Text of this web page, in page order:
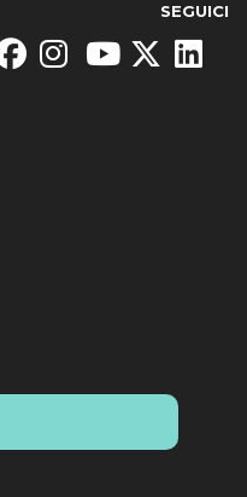
SEGUICI